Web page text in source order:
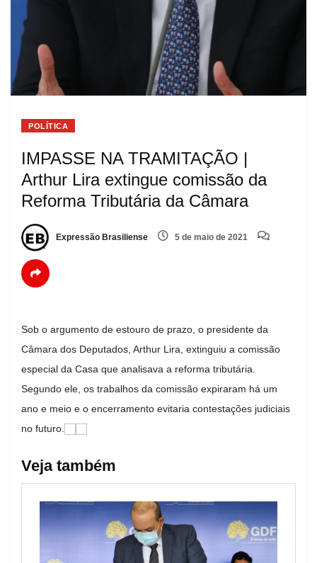
POLÍTICA
IMPASSE NA TRAMITAÇÃO |
Arthur Lira extingue comissão da
Reforma Tributária da Câmara
Expressão Brasiliense 5 de maio de 2021
Sob o argumento de estouro de prazo, o presidente da
Câmara dos Deputados, Arthur Lira, extinguiu a comissão
especial da Casa que analisava a reforma tributária.
Segundo ele, os trabalhos da comissão expiraram há um
ano e meio e o encerramento evitaria contestações judiciais
no futuro.
Veja também